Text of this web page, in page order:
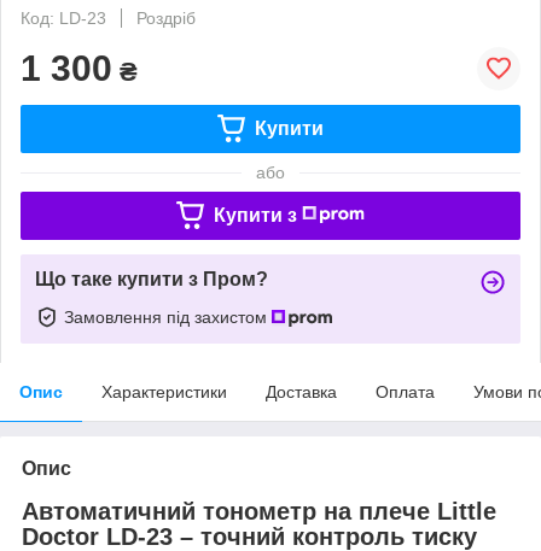
Код: LD-23
Роздріб
1 300 ₴
Купити
або
Купити з
Що таке купити з Пром?
Замовлення під захистом
Опис Характеристики Доставка Оплата Умови
Опис
Автоматичний тонометр на плече Little
Doctor LD-23 – точний контроль тиску